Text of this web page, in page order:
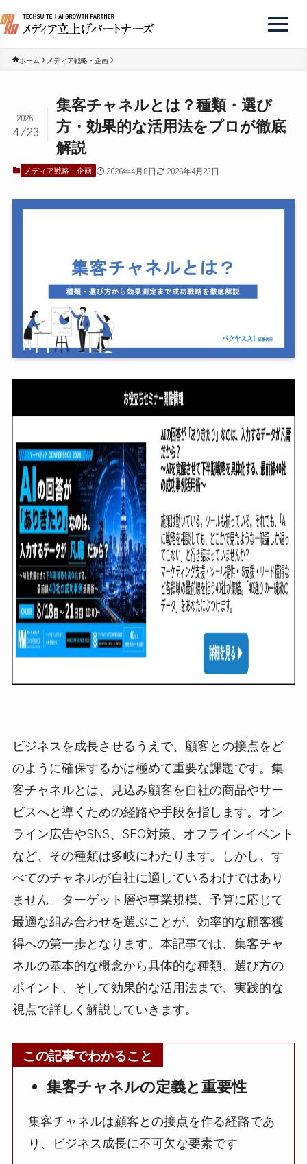
ホーム メディア戦略・企画
集客チャネルとは？種類・選び
方・効果的な活用法をプロが徹底
解説
2026
4/23
メディア戦略・企画 2026年4月8日 2026年4月23日
ビジネスを成長させるうえで、顧客との接点をど
のように確保するかは極めて重要な課題です。集
客チャネルとは、見込み顧客を自社の商品やサー
ビスへと導くための経路や手段を指します。オン
ライン広告やSNS、SEO対策、オフラインイベント
など、その種類は多岐にわたります。しかし、す
べてのチャネルが自社に適しているわけではあり
ません。ターゲット層や事業規模、予算に応じて
最適な組み合わせを選ぶことが、効率的な顧客獲
得への第一歩となります。本記事では、集客チャ
ネルの基本的な概念から具体的な種類、選び方の
ポイント、そして効果的な活用法まで、実践的な
視点で詳しく解説していきます。
この記事でわかること
集客チャネルの定義と重要性
集客チャネルは顧客との接点を作る経路であ
り、ビジネス成長に不可欠な要素です